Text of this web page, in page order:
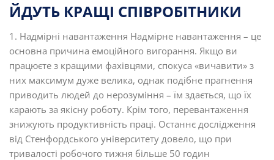
ЙДУТЬ КРАЩІ СПІВРОБІТНИКИ
1. Надмірні навантаження Надмірне навантаження – це
основна причина емоційного вигорання. Якщо ви
працюєте з кращими фахівцями, спокуса «вичавити» з
них максимум дуже велика, однак подібне прагнення
приводить людей до нерозуміння – їм здається, що їх
карають за якісну роботу. Крім того, перевантаження
знижують продуктивність праці. Останнє дослідження
від Стенфордського університету довело, що при
тривалості робочого тижня більше 50 годин